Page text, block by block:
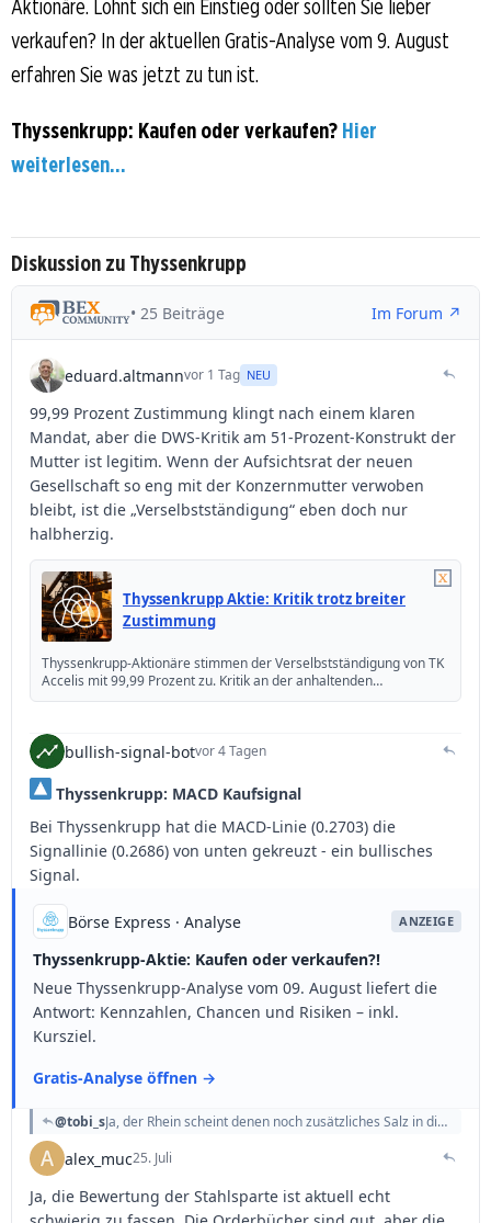
Aktionäre. Lohnt sich ein Einstieg oder sollten Sie lieber
verkaufen? In der aktuellen Gratis-Analyse vom 9. August
erfahren Sie was jetzt zu tun ist.
Thyssenkrupp: Kaufen oder verkaufen? Hier
weiterlesen...
Diskussion zu Thyssenkrupp